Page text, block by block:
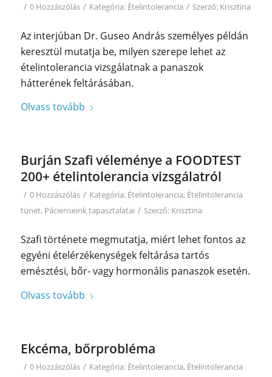
/ 0 Hozzászólás / Kategória: Ételintolerancia / Szerző: Krisztina
Az interjúban Dr. Guseo András személyes példán
keresztül mutatja be, milyen szerepe lehet az
ételintolerancia vizsgálatnak a panaszok
hátterének feltárásában.
Olvass tovább
Burján Szafi véleménye a FOODTEST
200+ ételintolerancia vizsgálatról
/ 0 Hozzászólás / Kategória: Ételintolerancia, Ételintolerancia
tünet, Pácienseink tapasztalatai / Szerző: Krisztina
Szafi története megmutatja, miért lehet fontos az
egyéni ételérzékenységek feltárása tartós
emésztési, bőr- vagy hormonális panaszok esetén.
Olvass tovább
Ekcéma, bőrprobléma
/ 0 Hozzászólás / Kategória: Ételintolerancia, Ételintolerancia